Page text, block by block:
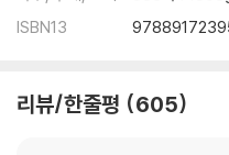
ISBN13
리뷰/한줄평 605